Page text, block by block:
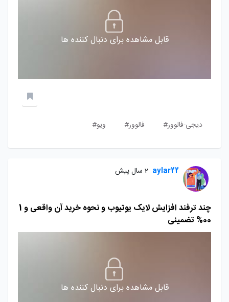
قابل مشاهده برای دنبال کننده ها
دیجی-فالوور# فالوور# ویو#
aylar22 2 سال پیش
چند ترفند افزایش لایک یوتیوب و نحوه خرید آن واقعی و 1
00% تضمینی
قابل مشاهده برای دنبال کننده ها